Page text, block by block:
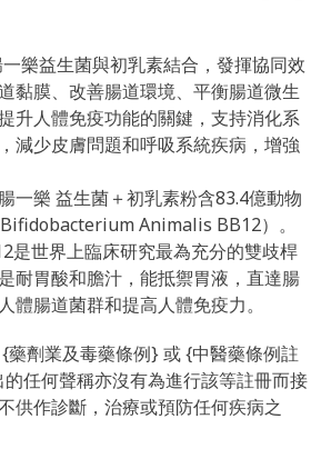
樂益生菌與初乳素結合，發揮協同效
黏膜、改善腸道環境、平衡腸道微生
升人體免疫功能的關鍵，支持消化系
減少皮膚問題和呼吸系統疾病，增強
一樂 益生菌＋初乳素粉含83.4億動物
Animalis BB12）。
是世界上臨床研究最為充分的雙歧桿
耐胃酸和膽汁，能抵禦胃液，直達腸
體腸道菌群和提高人體免疫力。
{藥劑業及毒藥條例} 或 {中醫藥條例註
任何聲稱亦沒有為進行該等註冊而接
供作診斷，治療或預防任何疾病之